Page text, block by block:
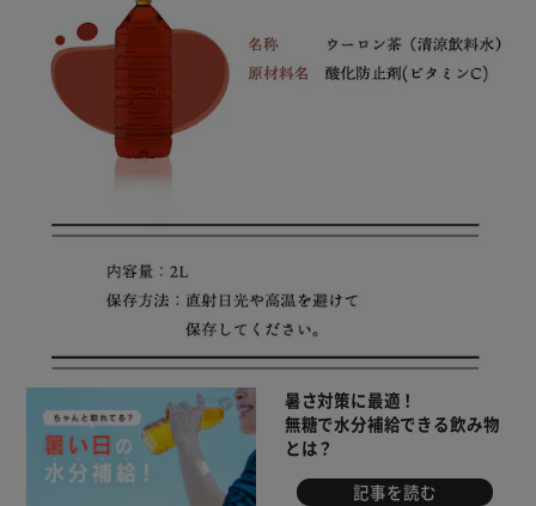
暑さ対策に最適！
無糖で水分補給できる飲み物
とは？
記事を読む